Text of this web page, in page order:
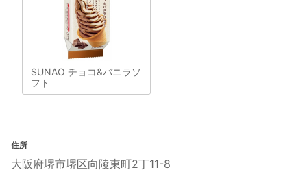
SUNAO チョコ&バニラソ
フト
住所
大阪府堺市堺区向陵東町2丁11-8